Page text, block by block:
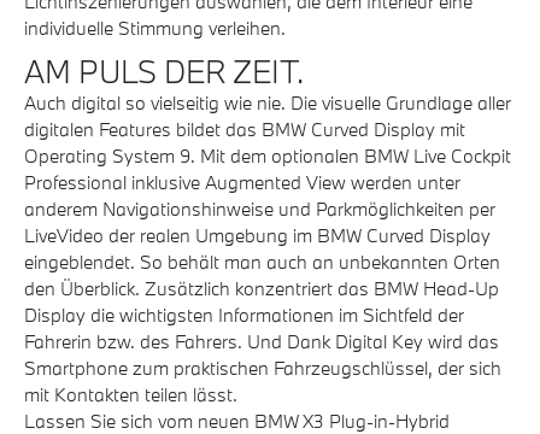
individuelle Stimmung verleihen.
AM PULS DER ZEIT.
Auch digital so vielseitig wie nie. Die visuelle Grundlage aller
digitalen Features bildet das BMW Curved Display mit
Operating System 9. Mit dem optionalen BMW Live Cockpit
Professional inklusive Augmented View werden unter
anderem Navigationshinweise und Parkmöglichkeiten per
LiveVideo der realen Umgebung im BMW Curved Display
eingeblendet. So behält man auch an unbekannten Orten
den Überblick. Zusätzlich konzentriert das BMW Head-Up
Display die wichtigsten Informationen im Sichtfeld der
Fahrerin bzw. des Fahrers. Und Dank Digital Key wird das
Smartphone zum praktischen Fahrzeugschlüssel, der sich
mit Kontakten teilen lässt.
Lassen Sie sich vom neuen BMW X3 Plug-in-Hybrid